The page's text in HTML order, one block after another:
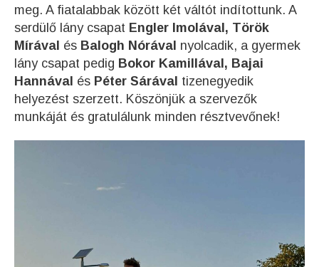
meg. A fiatalabbak között két váltót indítottunk. A
serdülő lány csapat Engler Imolával, Török
Mírával és Balogh Nórával nyolcadik, a gyermek
lány csapat pedig Bokor Kamillával, Bajai
Hannával és Péter Sárával tizenegyedik
helyezést szerzett. Köszönjük a szervezők
munkáját és gratulálunk minden résztvevőnek!